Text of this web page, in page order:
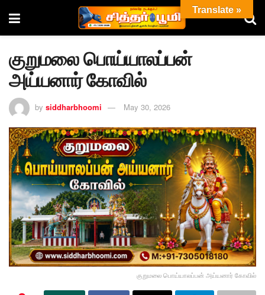
குறுமலை பொய்யாலப்பன்
அய்யனார் கோவில்
by siddharbhoomi May 30, 2026
குறுமலை பொய்யாலப்பன் அய்யனார் கோவில்
Translate »